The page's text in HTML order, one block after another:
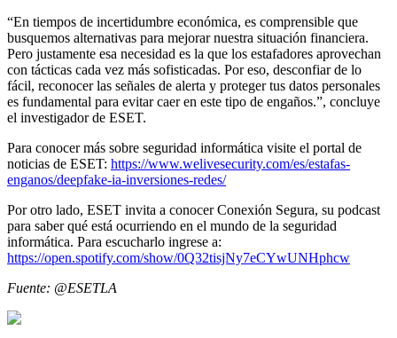
“En tiempos de incertidumbre económica, es comprensible que
busquemos alternativas para mejorar nuestra situación financiera.
Pero justamente esa necesidad es la que los estafadores aprovechan
con tácticas cada vez más sofisticadas. Por eso, desconfiar de lo
fácil, reconocer las señales de alerta y proteger tus datos personales
es fundamental para evitar caer en este tipo de engaños.”, concluye
el investigador de ESET.
Para conocer más sobre seguridad informática visite el portal de
noticias de ESET: https://www.welivesecurity.com/es/estafas-
enganos/deepfake-ia-inversiones-redes/
Por otro lado, ESET invita a conocer Conexión Segura, su podcast
para saber qué está ocurriendo en el mundo de la seguridad
informática. Para escucharlo ingrese a:
https://open.spotify.com/show/0Q32tisjNy7eCYwUNHphcw
Fuente: @ESETLA